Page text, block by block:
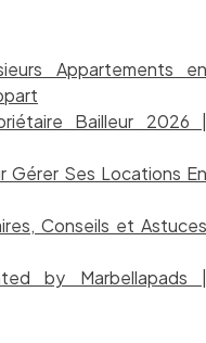
Appartements en
Bailleur 2026 |
Gérer Ses Locations En
Conseils et Astuces
by Marbellapads |